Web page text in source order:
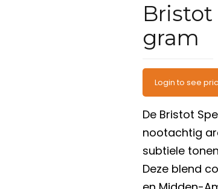
Bristot
gram
Login to see
De Bristot
nootachtig
subtiele
Deze blend